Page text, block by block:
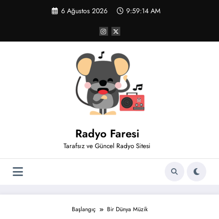
6 Ağustos 2026 9:59:14 AM
Radyo Faresi
Tarafsız ve Güncel Radyo Sitesi
Başlangıç Bir Dünya Müzik